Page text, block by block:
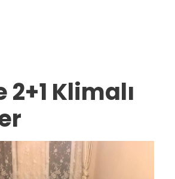
2+1 Klimalı